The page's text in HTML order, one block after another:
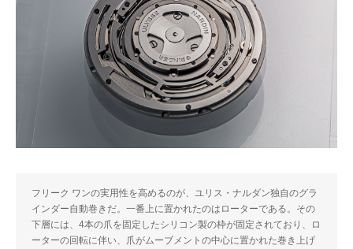
フリーク ワンの実用性を高めるのが、ユリス・ナルダン独自のグラ
インダー自動巻きだ。一番上に置かれたのはローターである。その
下層には、4本の爪を固定したシリコン製の枠が固定されており、ロ
ーターの回転に伴い、爪がムーブメントの中心に置かれた巻き上げ